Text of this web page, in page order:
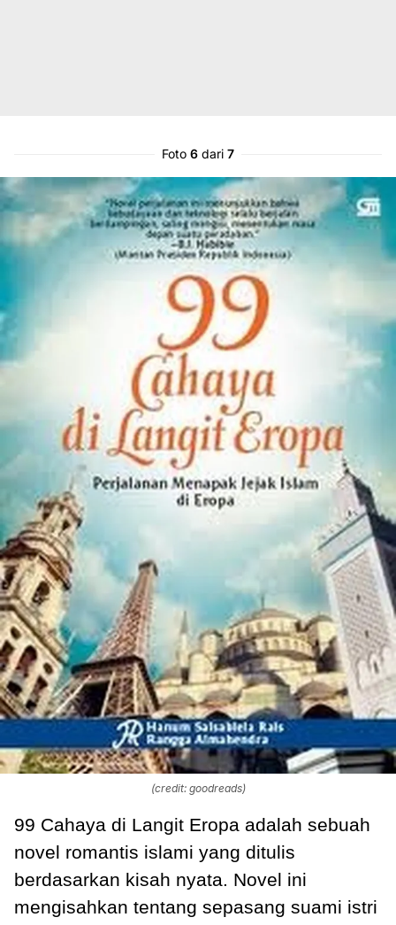
Foto 6 dari 7
(credit: goodreads)
99 Cahaya di Langit Eropa adalah sebuah
novel romantis islami yang ditulis
berdasarkan kisah nyata. Novel ini
mengisahkan tentang sepasang suami istri